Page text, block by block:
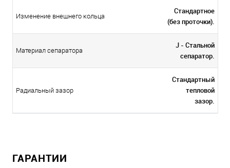
Изменение внешнего кольца
Стандартное
(без проточки).
Материал сепаратора
J - Стальной
сепаратор.
Радиальный зазор
Стандартный
тепловой
зазор.
ГАРАНТИИ